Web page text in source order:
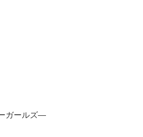
ガールズ―